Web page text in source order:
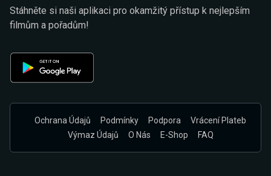
Stáhněte si naši aplikaci pro okamžitý přístup k nejlepším
filmům a pořadům!
Ochrana Údajů Podmínky Podpora
Vrácení Plateb
Výmaz Údajů
O Nás E-Shop FAQ